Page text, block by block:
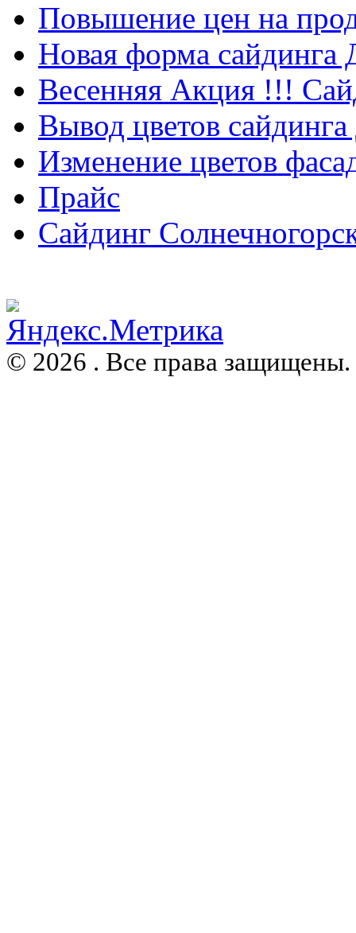
Повышение цен на
Новая форма
Весенняя Акция !!!
Вывод цветов
Изменение цветов
Прайс
Сайдинг
© 2026 . Все права